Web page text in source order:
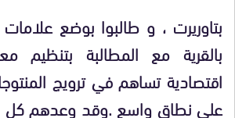
بتاوريرت ، و طالبوا بوضع علامات
بالقرية مع المطالبة بتنظيم
اقتصادية تساهم في ترويج
على نطاق واسع .وقد وعدهم كل